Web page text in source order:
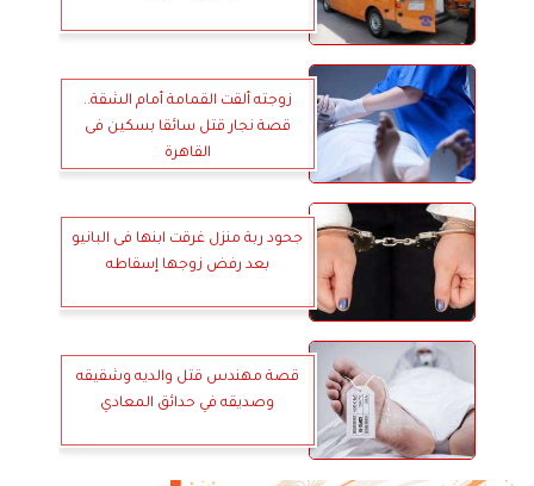
زوجته ألقت القمامة أمام الشقة..
قصة نجار قتل سائقا بسكين فى
القاهرة
جحود ربة منزل غرقت ابنها فى البانيو
بعد رفض زوجها إسقاطه
قصة مهندس قتل والديه وشقيقه
وصديقه في حدائق المعادي